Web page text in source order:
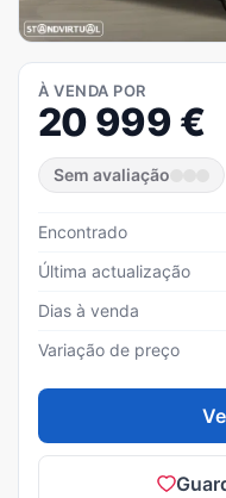
À VENDA POR
20 999 €
Sem avaliação
Encontrado
Última actualização
Dias à venda
Variação de preço